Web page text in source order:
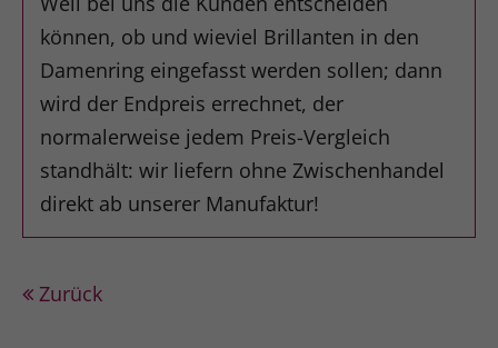
können, ob und wieviel Brillanten in den
Damenring eingefasst werden sollen; dann
wird der Endpreis errechnet, der
normalerweise jedem Preis-Vergleich
standhält: wir liefern ohne Zwischenhandel
direkt ab unserer Manufaktur!
Zurück